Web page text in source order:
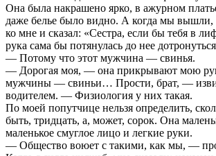
Она была накрашено ярко, в ажурном
даже белье было видно. А когда мы
ко мне и сказал: «Сестра, если бы тебя в
рука сама бы потянулась до нее
— Потому что этот мужчина — свинья.
— Дорогая моя, — она прикрывают мою
мужчины — свиньи… Прости, брат, —
водителем. — Физиология у них такая.
По моей попутчице нельзя определить,
быть, тридцать, а, может, сорок. Она
маленькое смуглое лицо и легкие руки.
— Общество воюет с такими, как мы, —